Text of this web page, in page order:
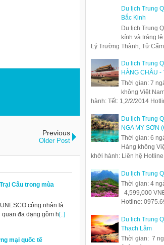
Previous
Older Post
Câu trong mùa
công nhận là
đa dạng gồm h[..]
mại quốc tế
Du lịch Trung
Bắc Kinh
Du lịch Trung
kính và tráng
Lý Trường Thành, Tử Cấm
Du lịch Trung
HÀNG CHÂU -
Thời gian: 7
không Việt
hành: Tết: 1,2/2/2014
Du lịch Trung
NGA MY SƠN
Thời gian: 6
Hàng không
khởi hành: Liên hệ
Du lịch Trung
Thời gian: 4
4,599,000
Hotline:
Du lịch Trung
Thạch Lâm
Thời gian: 7